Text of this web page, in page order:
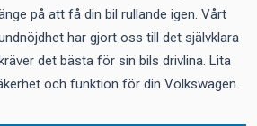
på att få din bil rullande igen. Vårt
har gjort oss till det självklara
det bästa för sin bils drivlina. Lita
och funktion för din Volkswagen.